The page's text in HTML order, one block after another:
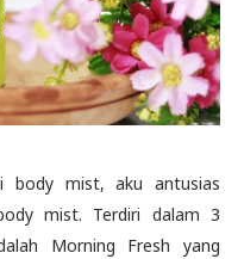
body mist, aku antusias
mist. Terdiri dalam 3
Morning Fresh yang